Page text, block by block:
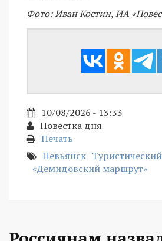
Фото: Иван Костин, ИА
10/08/2026 - 13:33
Повестка дня
Печать
Невьянск
«Демидовский маршрут»